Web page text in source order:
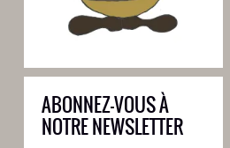
ABONNEZ-VOUS À
NOTRE NEWSLETTER